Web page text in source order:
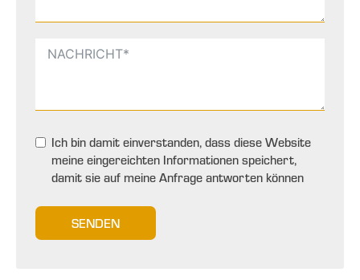
Ich bin damit einverstanden, dass diese Website
meine eingereichten Informationen speichert,
damit sie auf meine Anfrage antworten können
SENDEN